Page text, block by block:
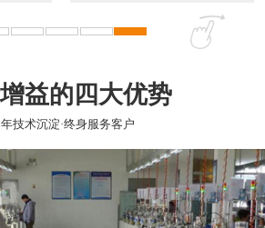
益的四大优势
技术沉淀·终身服务客户